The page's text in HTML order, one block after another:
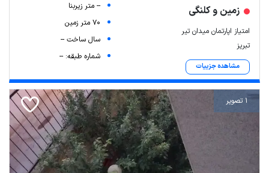
زمین و کلنگی
امتیاز اپارتمان میدان تیر
تبریز
مشاهده جزییات
-- متر زیربنا
70 متر زمین
سال ساخت --
شماره طبقه: --
1 تصویر